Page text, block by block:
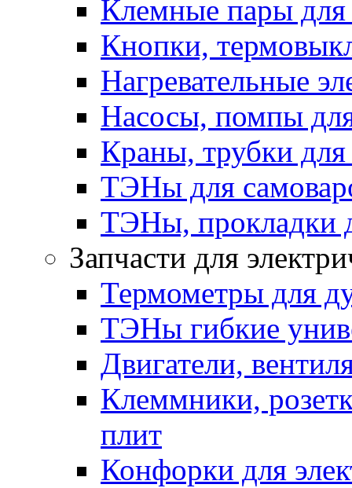
Клемные пары для
Кнопки,
Нагревательные
Насосы, помпы
Краны, трубки для
ТЭНы для
ТЭНы, прокладки
Запчасти для
Термометры для
ТЭНы гибкие
Двигатели,
Клеммники,
плит
Конфорки для